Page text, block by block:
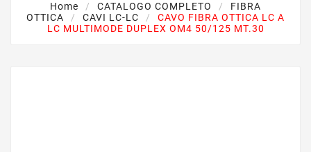
Home CATALOGO COMPLETO
FIBRA
OTTICA
CAVI LC-LC
CAVO FIBRA OTTICA LC A
LC MULTIMODE DUPLEX OM4 50/125 MT.30